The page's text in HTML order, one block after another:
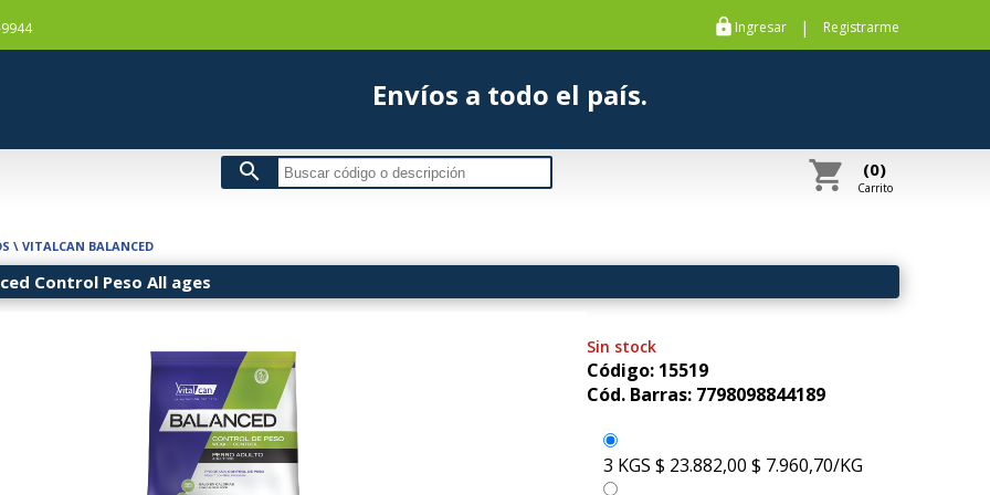
https Ingresar | Registrarme
Envíos a todo el país.
search shopping_cart (0)
Carrito
\ VITALCAN BALANCED
Control Peso All ages
Sin stock
Código: 15519
Cód. Barras: 7798098844189
3 KGS $ 23.882,00 $ 7.960,70/KG